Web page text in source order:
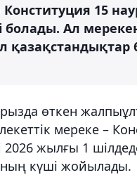
15
болады. Ал
қазақстандықтар
өткен
мереке –
жылғы 1
күші жойылады.